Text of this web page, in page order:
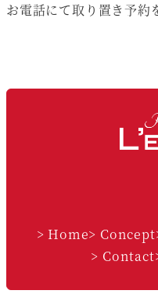
お電話にて取り置き予約
> Home> Concept
> Contact